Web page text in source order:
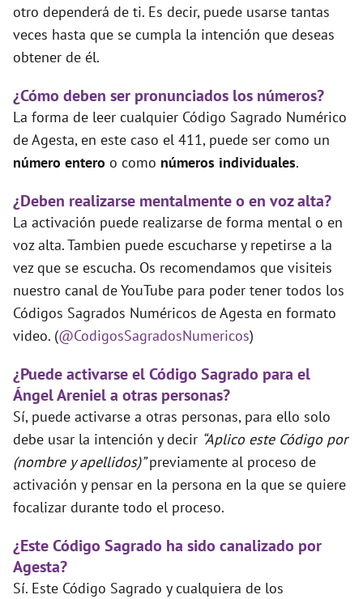
otro dependerá de ti. Es decir, puede usarse tantas
veces hasta que se cumpla la intención que deseas
obtener de él.
¿Cómo deben ser pronunciados los números?
La forma de leer cualquier Código Sagrado Numérico
de Agesta, en este caso el 411, puede ser como un
número entero o como números individuales.
¿Deben realizarse mentalmente o en voz alta?
La activación puede realizarse de forma mental o en
voz alta. Tambien puede escucharse y repetirse a la
vez que se escucha. Os recomendamos que visiteis
nuestro canal de YouTube para poder tener todos los
Códigos Sagrados Numéricos de Agesta en formato
video. (@CodigosSagradosNumericos)
¿Puede activarse el Código Sagrado para el
Ángel Areniel a otras personas?
Sí, puede activarse a otras personas, para ello solo
debe usar la intención y decir “Aplico este Código por
(nombre y apellidos)”previamente al proceso de
activación y pensar en la persona en la que se quiere
focalizar durante todo el proceso.
¿Este Código Sagrado ha sido canalizado por
Agesta?
Sí. Este Código Sagrado y cualquiera de los